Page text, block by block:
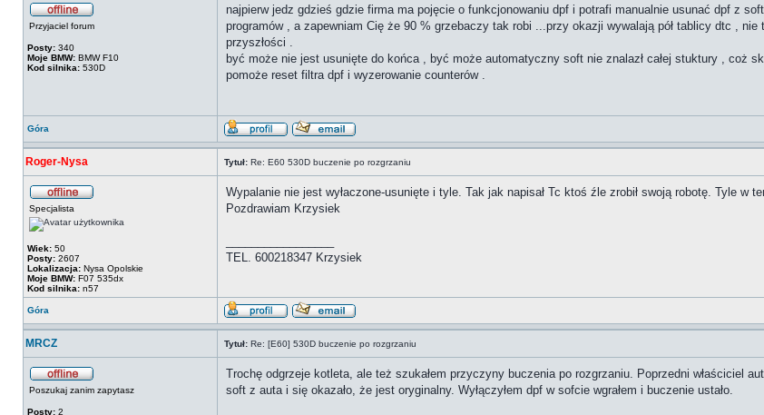
Przyjaciel forum
Posty: 340
Moje BMW: BMW F10
Kod silnika: 530D
najpierw jedz gdzieś gdzie firma ma pojęcie o funkcjonowaniu dpf i potrafi manualnie usunać dpf z
programów , a zapewniam Cię że 90 % grzebaczy tak robi ...przy okazji wywalają pół tablicy dtc ,
przyszłości .
być może nie jest usunięte do końca , być może automatyczny soft nie znalazł całej stuktury , coż
pomoże reset filtra dpf i wyzerowanie counterów .
Góra
Roger-Nysa Tytuł: Re: E60 530D buczenie po rozgrzaniu
Specjalista
Wiek: 50
Posty: 2607
Lokalizacja: Nysa Opolskie
Moje BMW: F07 535dx
Kod silnika: n57
Wypalanie nie jest wyłaczone-usunięte i tyle. Tak jak napisał Tc ktoś źle zrobił swoją robotę. Tyle w
Pozdrawiam Krzysiek
TEL. 600218347 Krzysiek
Góra
MRCZ Tytuł: Re: [E60] 530D buczenie po rozgrzaniu
Poszukaj zanim zapytasz
Posty: 2
Trochę odgrzeje kotleta, ale też szukałem przyczyny buczenia po rozgrzaniu. Poprzedni właściciel
soft z auta i się okazało, że jest oryginalny. Wyłączyłem dpf w sofcie wgrałem i buczenie ustało.